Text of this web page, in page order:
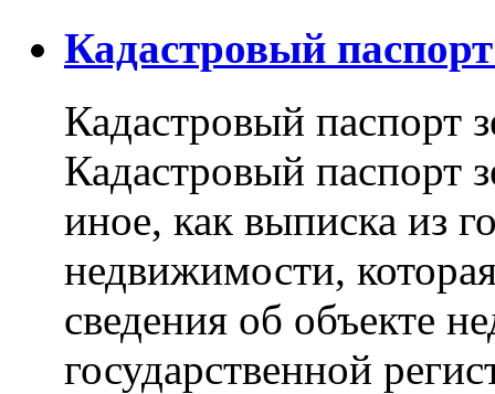
Кадастровый
Кадастровый паспорт
Кадастровый паспорт
иное, как выписка из
недвижимости,
сведения об объекте
государственной